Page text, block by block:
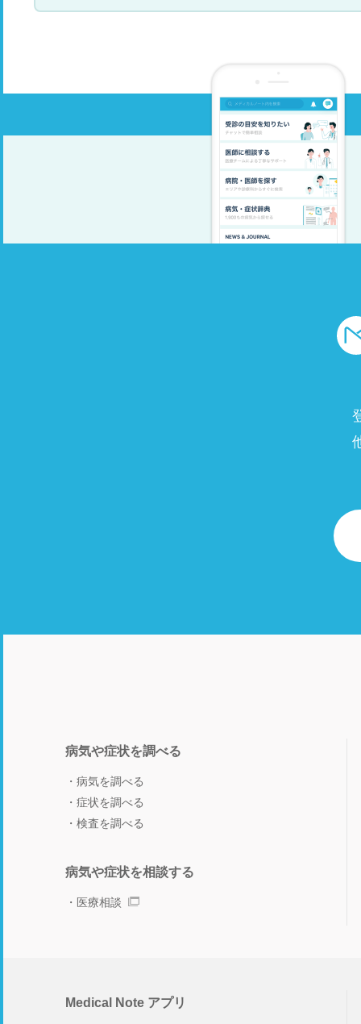
病気や症状を調べる
病気を調べる
症状を調べる
検査を調べる
病気や症状を相談する
医療相談
Medical Note アプリ